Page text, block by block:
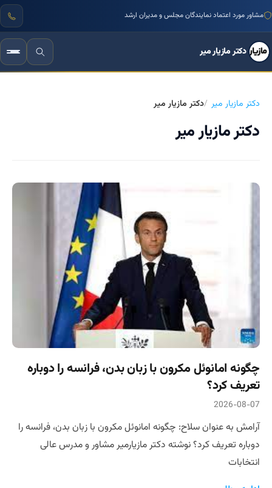
مشاور مورد اعتماد نمایندگان مجلس و مدیران ارشد
دکتر مازیار میر
دکتر مازیار میر دکتر مازیار میر
دکتر مازیار میر
چگونه امانوئل مکرون با زبان بدن، فرانسه را دوباره
تعریف کرد؟
2026-08-07
آرامش به عنوان سلاح: چگونه امانوئل مکرون با زبان بدن، فرانسه را
دوباره تعریف کرد؟ نوشته دکتر مازیارمیر مشاور و مدرس عالی
انتخابات